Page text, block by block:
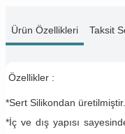
Ürün Özellikleri Taksit
Özellikler :
*Sert Silikondan üretilmiştir.
*İç ve dış yapısı